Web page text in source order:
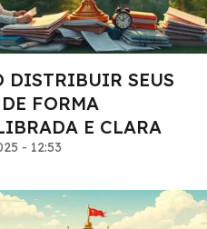
DISTRIBUIR SEUS
FORMA
E CLARA
- 12:53